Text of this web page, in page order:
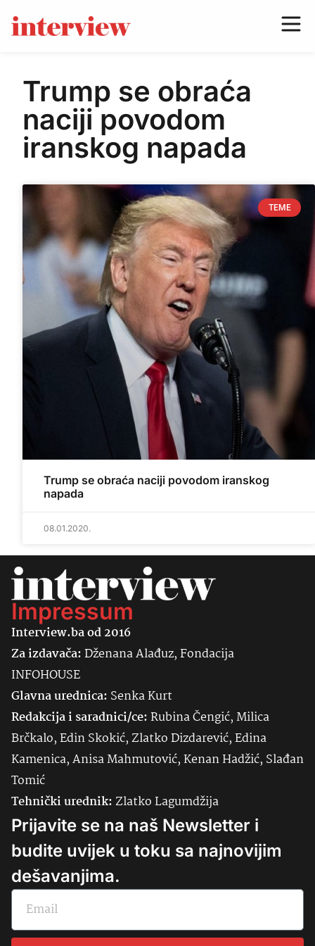
Trump se obraća
naciji povodom
iranskog napada
TEME
Trump se obraća naciji povodom iranskog
napada
08.01.2020.
Impressum
Interview.ba od 2016
Za izdavača:Dženana Alađuz, Fondacija
INFOHOUSE
Glavna urednica: SenkaKurt
Redakcija i saradnici/ce:Rubina Čengić, Milica
Brčkalo, Edin Skokić, Zlatko Dizdarević, Edina
Kamenica, Anisa Mahmutović, Kenan Hadžić, Slađan
Tomić
Tehnički urednik:Zlatko Lagumdžija
Prijavite se na naš Newsletter i
budite uvijek u toku sa najnovijim
dešavanjima.